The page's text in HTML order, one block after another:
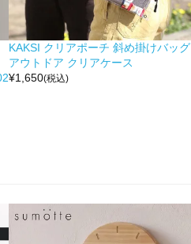
KAKSI クリアポーチ 斜め掛けバッグ
アウトドア クリアケース
¥1,650(税込)